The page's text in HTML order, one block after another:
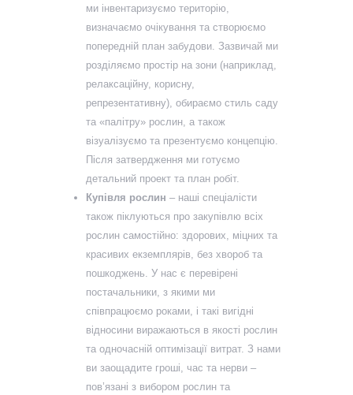
ми інвентаризуємо територію,
визначаємо очікування та створюємо
попередній план забудови. Зазвичай ми
розділяємо простір на зони (наприклад,
релаксаційну, корисну,
репрезентативну), обираємо стиль саду
та «палітру» рослин, а також
візуалізуємо та презентуємо концепцію.
Після затвердження ми готуємо
детальний проект та план робіт.
Купівля рослин – наші спеціалісти
також піклуються про закупівлю всіх
рослин самостійно: здорових, міцних та
красивих екземплярів, без хвороб та
пошкоджень. У нас є перевірені
постачальники, з якими ми
співпрацюємо роками, і такі вигідні
відносини виражаються в якості рослин
та одночасній оптимізації витрат. З нами
ви заощадите гроші, час та нерви –
пов’язані з вибором рослин та